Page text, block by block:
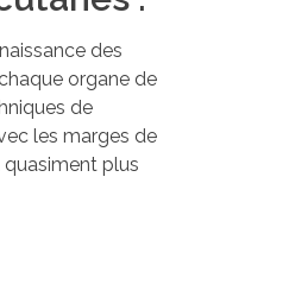
des
organe de
de
les marges de
quasiment plus